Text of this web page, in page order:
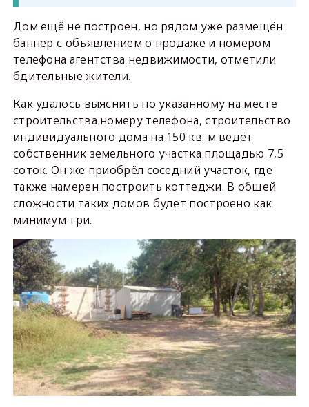
Дом ещё не построен, но рядом уже размещён
баннер с объявлением о продаже и номером
телефона агентства недвижимости, отметили
бдительные жители.
Как удалось выяснить по указанному на месте
строительства номеру телефона, строительство
индивидуального дома на 150 кв. м ведёт
собственник земельного участка площадью 7,5
соток. Он же приобрёл соседний участок, где
также намерен построить коттеджи. В общей
сложности таких домов будет построено как
минимум три.